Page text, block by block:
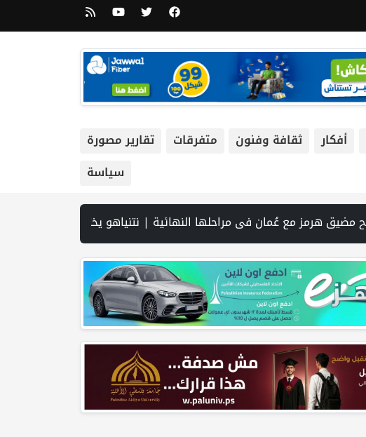
أفكار ثقافة وفنون متفرقات
تقارير مصورة
سياسة